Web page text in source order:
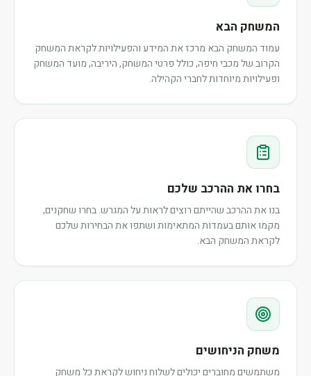
המשחק הבא
עמוד המשחק הבא מרכז את המידע והפעילויות לקראת המשחק
הקרוב של מכבי חיפה, כולל פרטי המשחק, היריבה, מועד המשחק
ופעילויות מיוחדות לחברי הקהילה.
בחרו את ההרכב שלכם
בנו את ההרכב שהייתם רוצים לראות על המגרש. בחרו שחקנים,
מקמו אותם בעמדות המתאימות ושתפו את הבחירות שלכם
לקראת המשחק הבא.
משחק הניחושים
משתמשים מחוברים יכולים לשלוח ניחוש לקראת כל משחק